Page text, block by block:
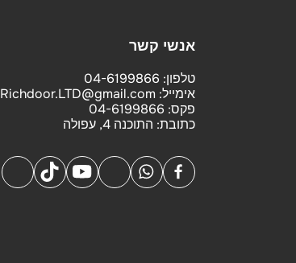
אנשי קשר
טלפון: 04-6199866
אימייל: Richdoor.LTD@gmail.com
פקס: 04-6199866
כתובת: התוכנה 4, עפולה